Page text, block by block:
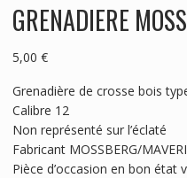
GRENADIERE
5,00 €
Grenadière de crosse bois
Calibre 12
Non représenté sur l’éclaté
Fabricant MOSSBERG/
Pièce d’occasion en bon état